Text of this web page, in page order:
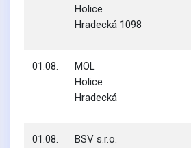
Holice
Hradecká 1098
01.08.
MOL
Holice
Hradecká
01.08.
BSV s.r.o.